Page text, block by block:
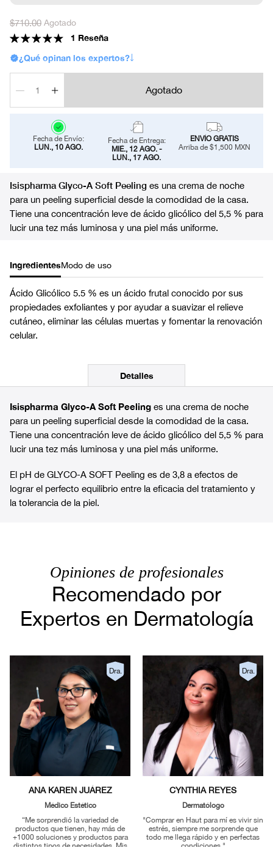
Precio
habitual
$710.00 Agotado
1 Reseña
¿Qué opinan los expertos?
Agotado
Fecha de Envío:
LUN., 10 AGO.
Fecha de Entrega:
MIÉ., 12 AGO. -
LUN., 17 AGO.
ENVÍO GRATIS
Arriba de $1,500 MXN
Isispharma Glyco-A Soft Peeling es una crema de noche
para un peeling superficial desde la comodidad de la casa.
Tiene una concentración leve de ácido glicólico del 5,5 % para
lucir una tez más luminosa y una piel más uniforme.
IngredientesModo de uso
Ácido Glicólico 5.5 % es un ácido frutal conocido por sus
propiedades exfoliantes y por ayudar a suavizar el relieve
cutáneo, eliminar las células muertas y fomentar la renovación
celular.
Detalles
Isispharma Glyco-A Soft Peeling es una crema de noche
para un peeling superficial desde la comodidad de la casa.
Tiene una concentración leve de ácido glicólico del 5,5 % para
lucir una tez más luminosa y una piel más uniforme.
El pH de GLYCO-A SOFT Peeling es de 3,8 a efectos de
lograr el perfecto equilibrio entre la eficacia del tratamiento y
la tolerancia de la piel.
Opiniones de profesionales
Recomendado por
Expertos en Dermatología
Dra.
ANA KAREN JUÁREZ
Médico Estético
“Me sorprendió la variedad de
productos que tienen, hay más de
+1000 soluciones y productos para
Dra.
CYNTHIA REYES
Dermatólogo
"Comprar en Haut para mí es vivir sin
estrés, siempre me sorprende que
todo me llega rápido y en perfectas